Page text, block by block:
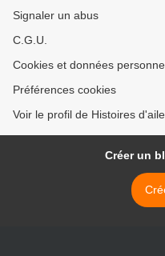
Signaler un abus
C.G.U.
Cookies et données
Préférences cookies
Voir le profil de Histoires
Créer un